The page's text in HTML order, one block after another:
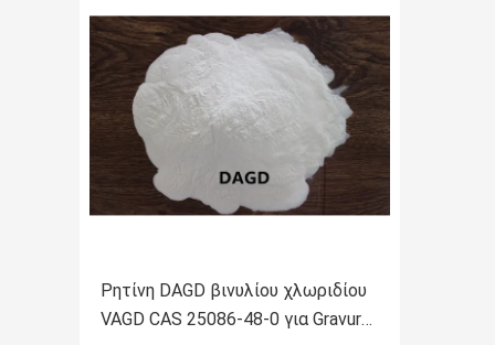
Ρητίνη DAGD βινυλίου χλωριδίου
VAGD CAS 25086-48-0 για Gravure